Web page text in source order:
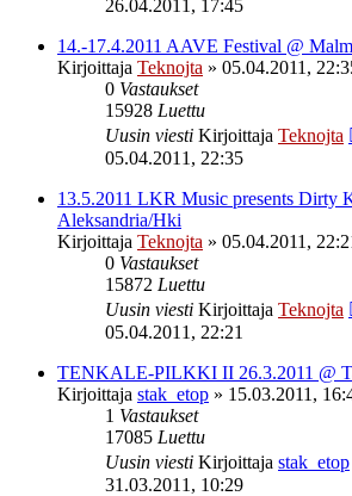
26.04.2011, 17:45
14.-17.4.2011 AAVE Festival @
Kirjoittaja Teknojta » 05.04.2011,
0 Vastaukset
15928 Luettu
Uusin viesti Kirjoittaja Teknojta
05.04.2011, 22:35
13.5.2011 LKR Music presents Dirty
Aleksandria/Hki
Kirjoittaja Teknojta » 05.04.2011,
0 Vastaukset
15872 Luettu
Uusin viesti Kirjoittaja Teknojta
05.04.2011, 22:21
TENKALE-PILKKI II 26.3.2011 @
Kirjoittaja stak_etop » 15.03.2011,
1 Vastaukset
17085 Luettu
Uusin viesti Kirjoittaja stak_etop
31.03.2011, 10:29